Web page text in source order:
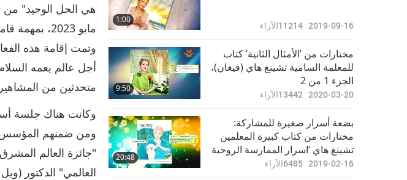
مايو 2023،
وتمت إقامة هذه
أجل عالم يعمه
متحدثين من
وكانت هناك جلسة
ومن ضمنهم المؤسس
"جائزة العالم
العالمي" الدكتور
1:00
2019-09-16
11214الآراء
9:50
مختارات من ’الأمثال الثانية’ كتاب
للمعلمة السامية تشينغ هاي (فيغان)،
الجزء 1 من 2
2020-03-20
13442الآراء
20:48
بضعة أسرار صغيرة للمشاركة:
مختارات من كتاب كبيرة المعلمين
تشينغ هاي ‘اسرار الممارسة الروحية
التلقائية، الجزء 2 من 2
2019-02-16
6485الآراء